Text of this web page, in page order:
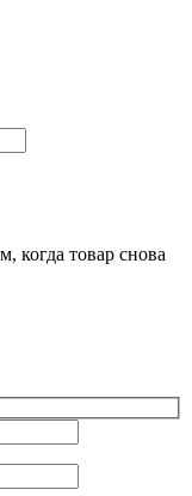
когда товар снова